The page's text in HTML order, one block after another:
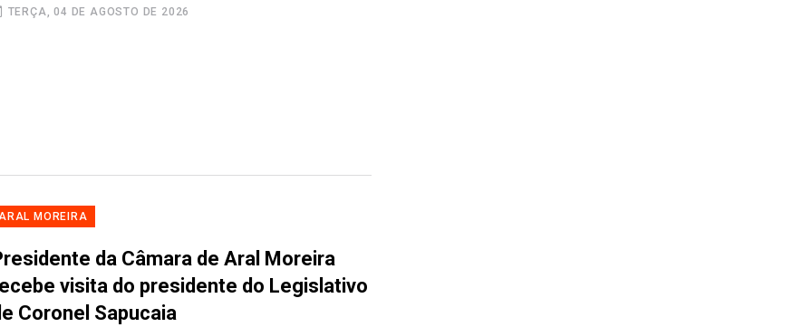
TERÇA, 04 DE AGOSTO DE 2026
MOREIRA
da Câmara de Aral Moreira
visita do presidente do Legislativo
Coronel Sapucaia